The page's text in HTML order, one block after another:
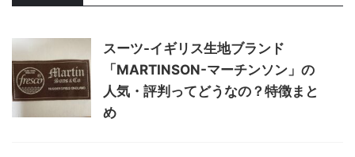
スーツ-イギリス生地ブランド
「MARTINSON-マーチンソン」の
人気・評判ってどうなの？特徴まと
め